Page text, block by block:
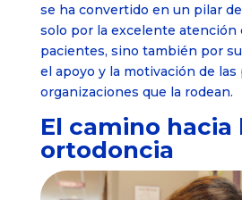
se ha convertido en un pilar
solo por la excelente atención
pacientes, sino también por
el apoyo y la motivación de las
organizaciones que la rodean.
El camino hacia
ortodoncia